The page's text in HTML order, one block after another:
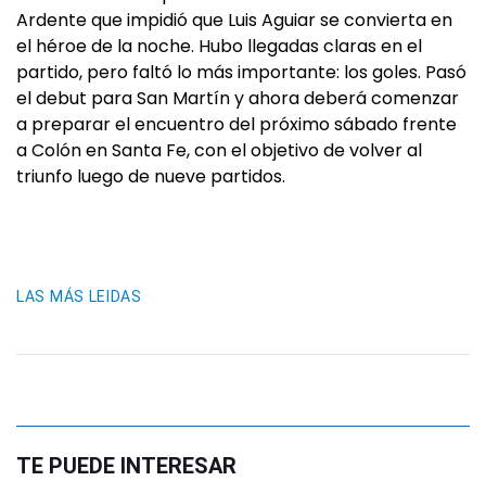
Ardente que impidió que Luis Aguiar se convierta en
el héroe de la noche. Hubo llegadas claras en el
partido, pero faltó lo más importante: los goles. Pasó
el debut para San Martín y ahora deberá comenzar
a preparar el encuentro del próximo sábado frente
a Colón en Santa Fe, con el objetivo de volver al
triunfo luego de nueve partidos.
LAS MÁS LEIDAS
TE PUEDE INTERESAR